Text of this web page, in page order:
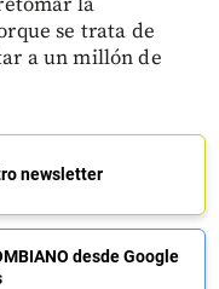
se trata de
a un millón de
newsletter
desde Google